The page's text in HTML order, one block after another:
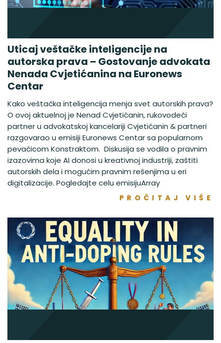
Uticaj veštačke inteligencije na
autorska prava – Gostovanje advokata
Nenada Cvjetićanina na Euronews
Centar
Kako veštačka inteligencija menja svet autorskih prava?
O ovoj aktuelnoj je Nenad Cvjetićanin, rukovodeći
partner u advokatskoj kancelariji Cvjetićanin & partneri
razgovarao u emisiji Euronews Centar sa popularnom
pevačicom Konstraktom. Diskusija se vodila o pravnim
izazovima koje AI donosi u kreativnoj industriji, zaštiti
autorskih dela i mogućim pravnim rešenjima u eri
digitalizacije. Pogledajte celu emisijuArray
PROČITAJ VIŠE